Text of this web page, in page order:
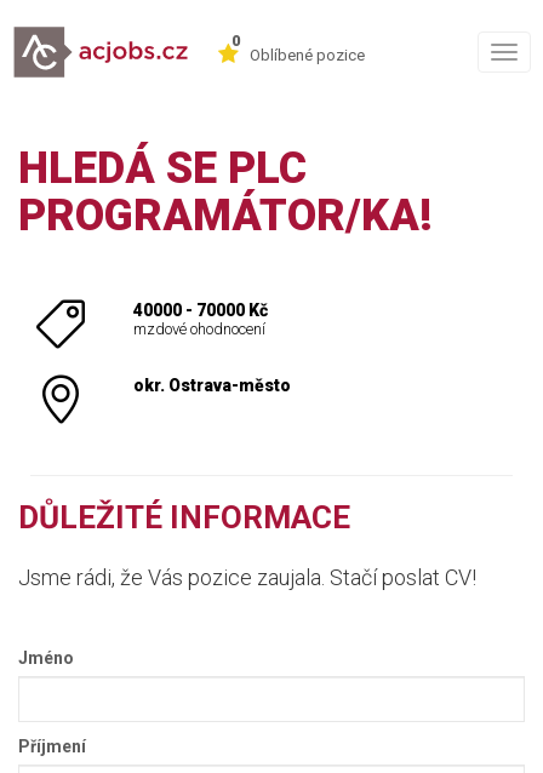
0
Oblíbené pozice
HLEDÁ SE PLC
PROGRAMÁTOR/KA!
40000 - 70000 Kč
mzdové ohodnocení
okr. Ostrava-město
DŮLEŽITÉ INFORMACE
Jsme rádi, že Vás pozice zaujala. Stačí poslat CV!
Jméno
Příjmení